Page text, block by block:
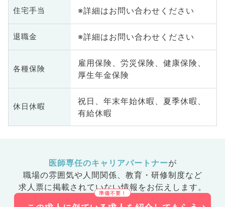
住宅手当 ※詳細はお問い合わせください
退職金 ※詳細はお問い合わせください
各種保険
雇用保険、労災保険、健康保険、
厚生年金保険
休日休暇
祝日、年末年始休暇、夏季休暇、
有給休暇
医師専任のキャリアパートナーが
職場の雰囲気や人間関係、 教育・研修制度など
求人票に掲載されていない情報をお伝えします。